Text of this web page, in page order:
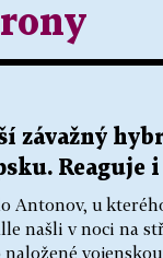
závažný
Reaguje i
Antonov, u
našli v noci na